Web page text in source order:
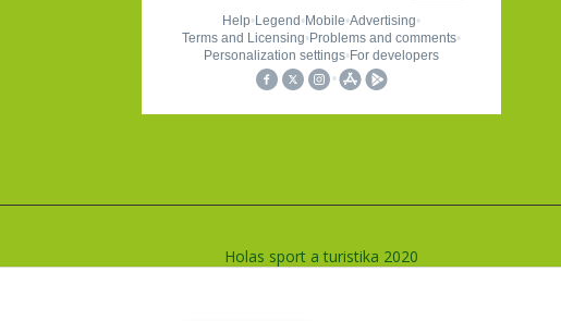
Holas sport a turistika 2020